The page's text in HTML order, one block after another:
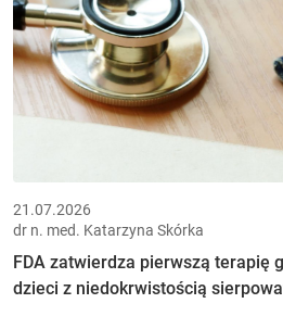
21.07.2026
dr n. med. Katarzyna Skórka
FDA zatwierdza pierwszą terapię
dzieci z niedokrwistością